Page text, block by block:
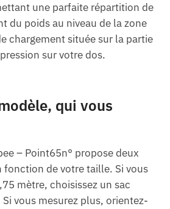
une parfaite répartition de
du poids au niveau de la zone
chargement située sur la partie
sur votre dos.
qui vous
– Point65n° propose deux
fonction de votre taille. Si vous
mètre, choisissez un sac
vous mesurez plus, orientez-